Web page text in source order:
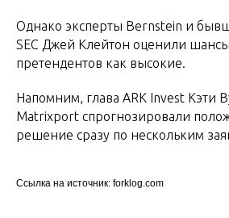
Однако эксперты Bernstein и
SEC Джей Клейтон оценили
претендентов как высокие.
Напомним, глава ARK Invest Кэти
Matrixport спрогнозировали
решение сразу по нескольким
Ссылка на источник: forklog.com